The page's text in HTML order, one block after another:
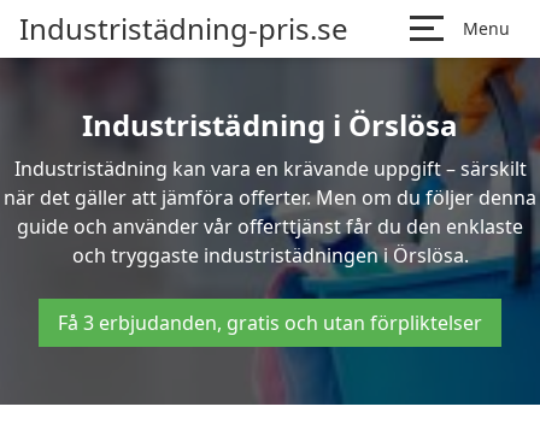
Industristädning-pris.se Menu
Industristädning i Örslösa
Industristädning kan vara en krävande uppgift – särskilt
när det gäller att jämföra offerter. Men om du följer denna
guide och använder vår offerttjänst får du den enklaste
och tryggaste industristädningen i Örslösa.
Få 3 erbjudanden, gratis och utan förpliktelser